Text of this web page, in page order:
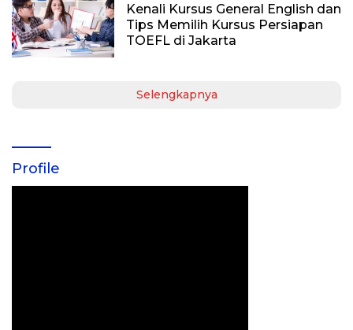
Kenali Kursus General English dan
Tips Memilih Kursus Persiapan
TOEFL di Jakarta
Selengkapnya
Profile